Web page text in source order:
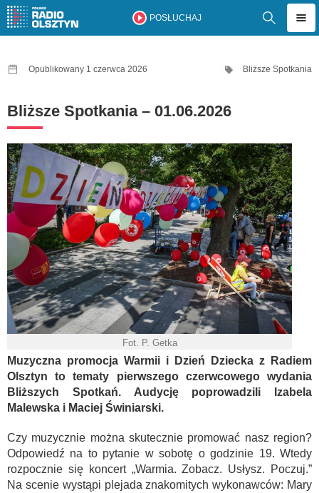
POSŁUCHAJ
Opublikowany 1 czerwca 2026 Bliższe Spotkania
Bliższe Spotkania – 01.06.2026
Fot. P. Getka
Muzyczna promocja Warmii i Dzień Dziecka z Radiem
Olsztyn to tematy pierwszego czerwcowego wydania
Bliższych Spotkań. Audycję poprowadzili Izabela
Malewska i Maciej Świniarski.
Czy muzycznie można skutecznie promować nasz region?
Odpowiedź na to pytanie w sobotę o godzinie 19. Wtedy
rozpocznie się koncert „Warmia. Zobacz. Usłysz. Poczuj.”
Na scenie wystąpi plejada znakomitych wykonawców: Mary